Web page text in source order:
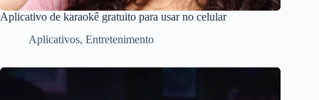
Aplicativo de karaokê gratuito para usar no celular
Aplicativos, Entretenimento